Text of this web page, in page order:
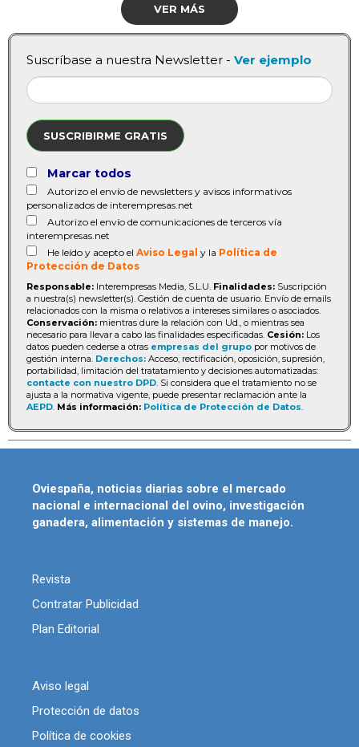
VER MÁS
Suscríbase a nuestra Newsletter - Ver ejemplo
SUSCRIBIRME GRATIS
Marcar todos
Autorizo el envío de newsletters y avisos informativos
personalizados de interempresas.net
Autorizo el envío de comunicaciones de terceros vía
interempresas.net
He leído y acepto el Aviso Legal y la Política de
Protección de Datos
Responsable: Interempresas Media, S.L.U. Finalidades: Suscripción
a nuestra(s) newsletter(s). Gestión de cuenta de usuario. Envío de emails
relacionados con la misma o relativos a intereses similares o asociados.
Conservación: mientras dure la relación con Ud., o mientras sea
necesario para llevar a cabo las finalidades especificadas. Cesión: Los
datos pueden cederse a otras empresas del grupo por motivos de
gestión interna. Derechos: Acceso, rectificación, oposición, supresión,
portabilidad, limitación del tratatamiento y decisiones automatizadas:
contacte con nuestro DPD . Si considera que el tratamiento no se
ajusta a la normativa vigente, puede presentar reclamación ante la
AEPD Más información: Política de Protección de Datos
Oviespaña, noticias diarias sobre el mercado
nacional e internacional del ovino, investigación
ganadera, alimentación y sistemas de manejo.
Revista
Contratar Publicidad
Plan Editorial
Aviso legal
Protección de datos
Política de cookies